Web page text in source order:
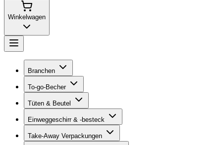
Winkelwagen
Branchen
To-go-Becher
Tüten & Beutel
Einweggeschirr & -besteck
Take-Away Verpackungen